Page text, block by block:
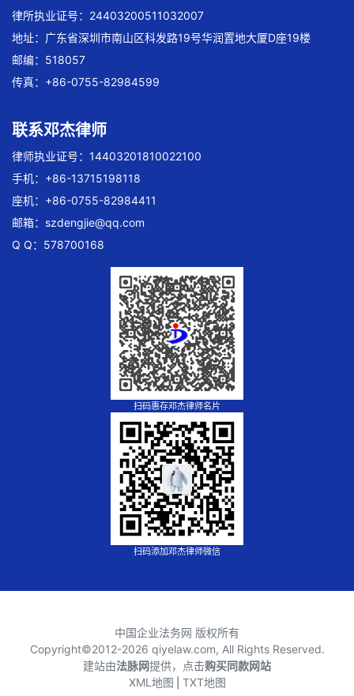
律所执业证号：24403200511032007
地址：广东省深圳市南山区科发路19号华润置地大厦D座19楼
邮编：518057
传真：+86-0755-82984599
联系邓杰律师
律师执业证号：14403201810022100
手机：+86-13715198118
座机：+86-0755-82984411
邮箱： szdengjie@qq.com
Q Q：578700168
扫码惠存邓杰律师名片
扫码添加邓杰律师微信
中国企业法务网 版权所有
Copyright©2012-2026 qiyelaw.com, All Rights Reserved.
建站由法脉网提供，点击购买同款网站
XML地图 TXT地图